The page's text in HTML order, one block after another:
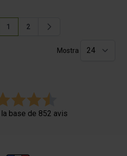
Attualmente stai leggendo la pagina
1
Pagina
2
Mostra
base de 852 avis